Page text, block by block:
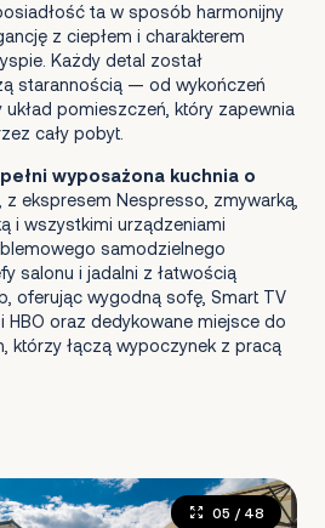
ta w sposób harmonijny
z ciepłem i charakterem
Każdy detal został
starannością — od wykończeń
pomieszczeń, który zapewnia
cały pobyt.
wyposażona kuchnia o
, z ekspresem Nespresso, zmywarką,
i wszystkimi urządzeniami
samodzielnego
salonu i jadalni z łatwością
oferując wygodną sofę, Smart TV
oraz dedykowane miejsce do
którzy łączą wypoczynek z pracą
05 / 48